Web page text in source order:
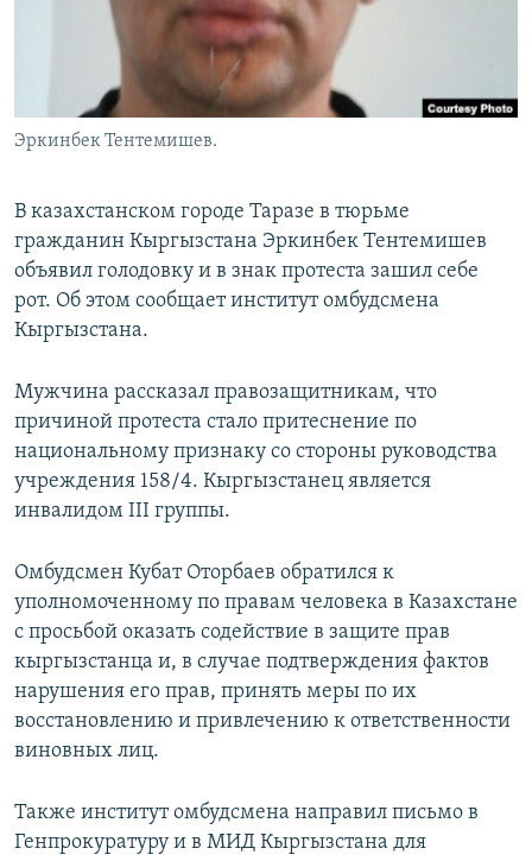
Эркинбек Тентемишев.
В казахстанском городе Таразе в тюрьме
гражданин Кыргызстана Эркинбек Тентемишев
объявил голодовку и в знак протеста зашил себе
рот. Об этом сообщает институт омбудсмена
Кыргызстана.
Мужчина рассказал правозащитникам, что
причиной протеста стало притеснение по
национальному признаку со стороны руководства
учреждения 158/4. Кыргызстанец является
инвалидом III группы.
Омбудсмен Кубат Оторбаев обратился к
уполномоченному по правам человека в Казахстане
с просьбой оказать содействие в защите прав
кыргызстанца и, в случае подтверждения фактов
нарушения его прав, принять меры по их
восстановлению и привлечению к ответственности
виновных лиц.
Также институт омбудсмена направил письмо в
Генпрокуратуру и в МИД Кыргызстана для